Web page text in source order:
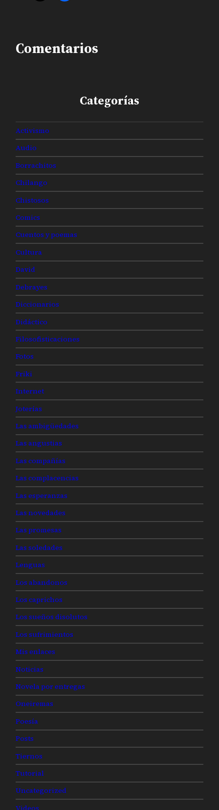
Comentarios
Categorías
Activismo
Audio
Borrachitos
Chilango
Chistosos
Comics
Cuentos y poemas
Cultura
David
Debrayes
Diccionarios
Didáctico
Filosofisticaciones
Fotos
Friki
Internet
Joterías
Las ambigüedades
Las angustias
Las compañías
Las complacencias
Las esperanzas
Las novedades
Las promesas
Las soledades
Lenguas
Los abandonos
Los caprichos
Los sueños disolutos
Los sufrimientos
Mis enlaces
Noticias
Novela por entregas
Oneiremas
Poesía
Posts
Tiernos
Tutorial
Uncategorized
Videos